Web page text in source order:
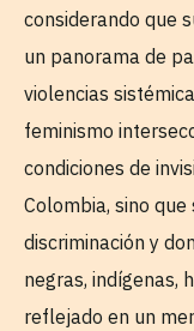
considerando que
un panorama de
violencias
feminismo
condiciones de
Colombia, sino
discriminación y
negras, indígenas,
reflejado en un